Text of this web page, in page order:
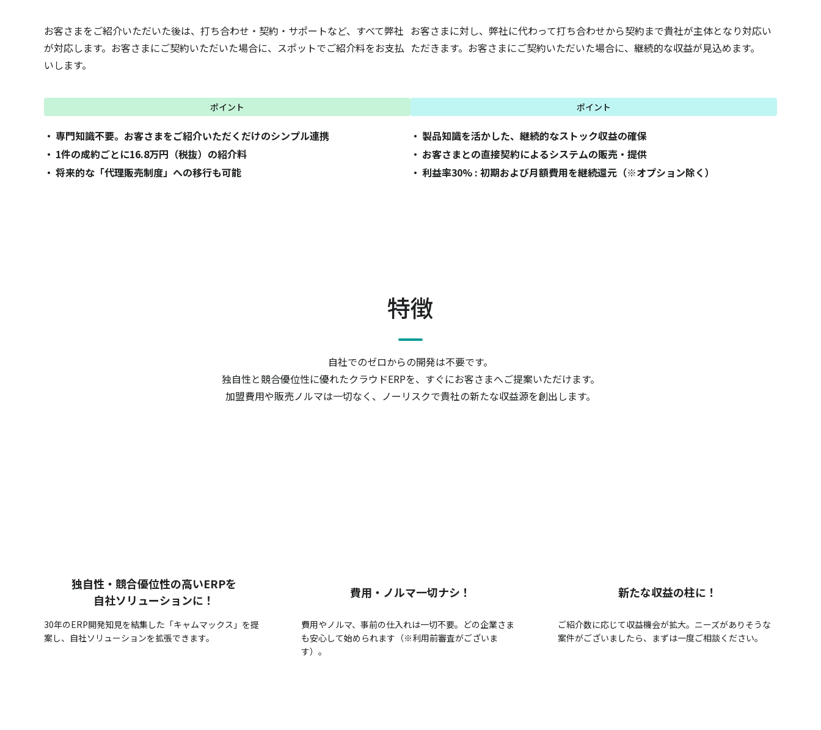
お客さまをご紹介いただいた後は、打ち合わせ・契約・サポートなど、すべて弊社
が対応します。お客さまにご契約いただいた場合に、スポットでご紹介料をお支払
いします。
ポイント
専門知識不要。お客さまをご紹介いただくだけのシンプル連携
1件の成約ごとに16.8万円（税抜）の紹介料
将来的な「代理販売制度」への移行も可能
お客さまに対し、弊社に代わって打ち合わせから契約まで貴社が主体となり対応い
ただきます。お客さまにご契約いただいた場合に、継続的な収益が見込めます。
ポイント
製品知識を活かした、継続的なストック収益の確保
お客さまとの直接契約によるシステムの販売・提供
利益率30% : 初期および月額費用を継続還元（※オプション除く）
特徴
自社でのゼロからの開発は不要です。
独自性と競合優位性に優れたクラウドERPを、すぐにお客さまへご提案いただけます。
加盟費用や販売ノルマは一切なく、ノーリスクで貴社の新たな収益源を創出します。
独自性・競合優位性の高いERPを
自社ソリューションに！
30年のERP開発知見を結集した「キャムマックス」を提
案し、自社ソリューションを拡張できます。
費用・ノルマ一切ナシ！
費用やノルマ、事前の仕入れは一切不要。どの企業さま
も安心して始められます（※利用前審査がございま
す）。
新たな収益の柱に！
ご紹介数に応じて収益機会が拡大。ニーズがありそうな
案件がございましたら、まずは一度ご相談ください。